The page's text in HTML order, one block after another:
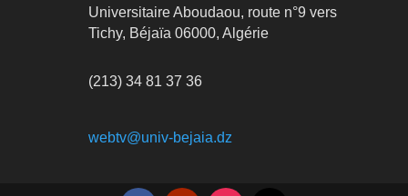
Universitaire Aboudaou, route n°9 vers
Tichy, Béjaïa 06000, Algérie
(213) 34 81 37 36
webtv@univ-bejaia.dz